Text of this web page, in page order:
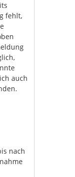
fehlt,
auch
nach